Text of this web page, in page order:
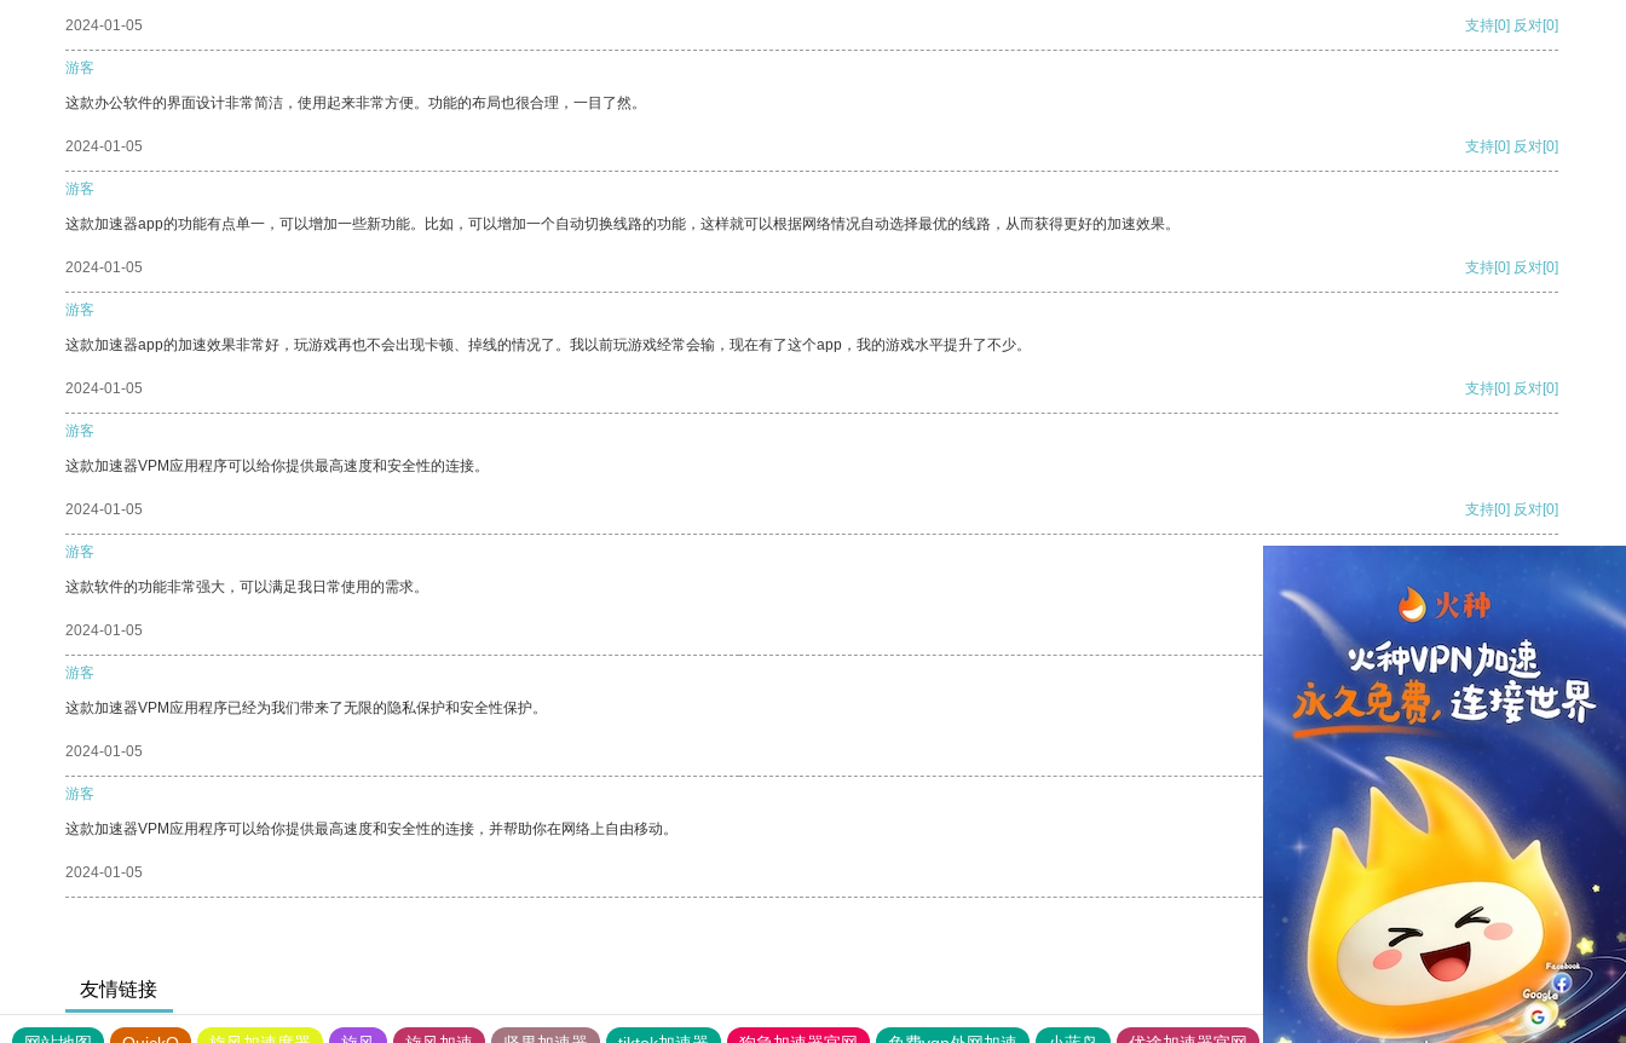
2024-01-05 支持[0] 反对[0]
游客
这款办公软件的界面设计非常简洁，使用起来非常方便。功能的布局也很合理，一目了然。
2024-01-05 支持[0] 反对[0]
游客
这款加速器app的功能有点单一，可以增加一些新功能。比如，可以增加一个自动切换线路的功能，这样就可以根据网络情况自动选择最优的线路，从而获得更好的加速效果。
2024-01-05 支持[0] 反对[0]
游客
这款加速器app的加速效果非常好，玩游戏再也不会出现卡顿、掉线的情况了。我以前玩游戏经常会输，现在有了这个app，我的游戏水平提升了不少。
2024-01-05 支持[0] 反对[0]
游客
这款加速器VPM应用程序可以给你提供最高速度和安全性的连接。
2024-01-05 支持[0] 反对[0]
游客
这款软件的功能非常强大，可以满足我日常使用的需求。
2024-01-05
游客
这款加速器VPM应用程序已经为我们带来了无限的隐私保护和安全性保护。
2024-01-05 反对
游客
这款加速器VPM应用程序可以给你提供最高速度和安全性的连接，并帮助你在网络上自由移动。
2024-01-05 反对[0]
友情链接